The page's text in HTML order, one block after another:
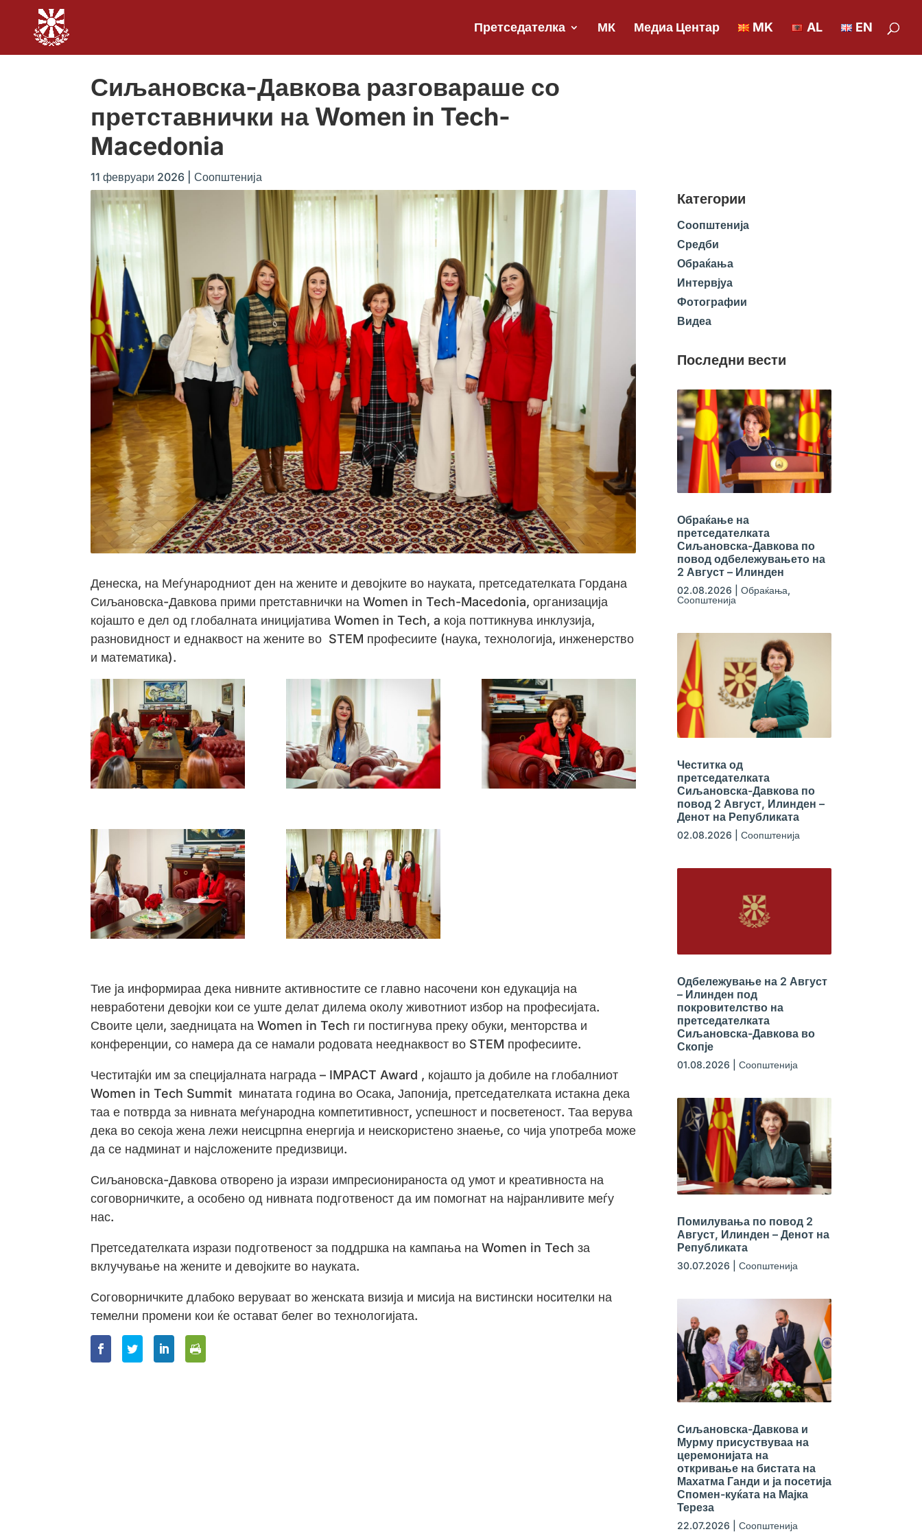
Претседателка МК Медиа Центар MK AL EN
Сиљановска-Давкова разговараше со
претставнички на Women in Tech-
Macedonia
11 февруари 2026 Соопштенија
Денеска, на Меѓународниот ден на жените и девојките во науката, претседателката Гордана
Сиљановска-Давкова прими претставнички на Women in Tech-Macedonia, организација
којашто е дел од глобалната иницијатива Women in Tech, a која поттикнува инклузија,
разновидност и еднаквост на жените во STEM професиите (наука, технологија, инженерство
и математика).
Тие ја информираа дека нивните активностите се главно насочени кон едукација на
невработени девојки кои се уште делат дилема околу животниот избор на професијата.
Своите цели, заедницата на Women in Tech ги постигнува преку обуки, менторства и
конференции, со намера да се намали родовата нееднаквост во STEM професиите.
Честитајќи им за специјалната награда – IMPACT Award , којашто ја добиле на глобалниот
Women in Tech Summit минатата година во Осака, Јапонија, претседателката истакна дека
таа е потврда за нивната меѓународна компетитивност, успешност и посветеност. Таа верува
дека во секоја жена лежи неисцрпна енергија и неискористено знаење, со чија употреба може
да се надминат и најсложените предизвици.
Сиљановска-Давкова отворено ја изрази импресионираноста од умот и креативноста на
соговорничките, а особено од нивната подготвеност да им помогнат на најранливите меѓу
нас.
Претседателката изрази подготвеност за поддршка на кампања на Women in Tech за
вклучување на жените и девојките во науката.
Соговорничките длабоко веруваат во женската визија и мисија на вистински носителки на
темелни промени кои ќе остават белег во технологијата.
Категории
Соопштенија
Средби
Обраќања
Интервјуа
Фотографии
Видеа
Последни вести
Обраќање на
претседателката
Сиљановска-Давкова по
повод одбележувањето на
2 Август – Илинден
02.08.2026 Обраќања,
Соопштенија
Честитка од
претседателката
Сиљановска-Давкова по
повод 2 Август, Илинден –
Денот на Републиката
02.08.2026 Соопштенија
Одбележување на 2 Август
– Илинден под
покровителство на
претседателката
Сиљановска-Давкова во
Скопје
01.08.2026 Соопштенија
Помилувања по повод 2
Август, Илинден – Денот на
Републиката
30.07.2026 Соопштенија
Сиљановска-Давкова и
Мурму присуствуваа на
церемонијата на
откривање на бистата на
Махатма Ганди и ја посетија
Спомен-куќата на Мајка
Тереза
22.07.2026 Соопштенија